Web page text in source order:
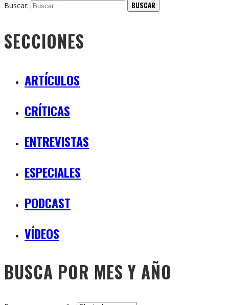
Buscar:
SECCIONES
ARTÍCULOS
CRÍTICAS
ENTREVISTAS
ESPECIALES
PODCAST
VÍDEOS
BUSCA POR MES Y AÑO